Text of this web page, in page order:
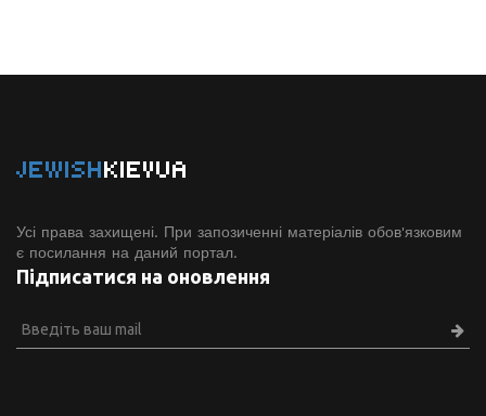
JEWISHKIEVUA
Усі права захищені. При запозиченні матеріалів обов'язковим
є посилання на даний портал.
Підписатися на оновлення